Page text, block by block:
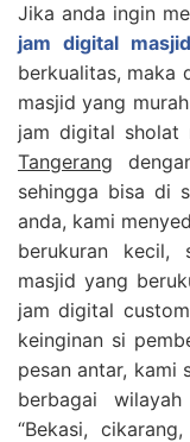
Jika anda ingin
jam digital
berkualitas, maka
masjid yang
jam digital sholat
Tangerang
sehingga bisa di
anda, kami
berukuran kecil,
masjid yang
jam digital
keinginan si
pesan antar, kami
berbagai
“Bekasi,